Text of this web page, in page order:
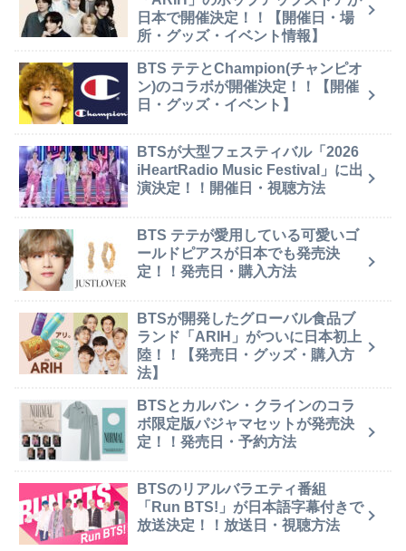
日本で開催決定！！【開催日・場
所・グッズ・イベント情報】
BTS テテとChampion(チャンピオ
ン)のコラボが開催決定！！【開催
日・グッズ・イベント】
BTSが大型フェスティバル「2026
iHeartRadio Music Festival」に出
演決定！！開催日・視聴方法
BTS テテが愛用している可愛いゴ
ールドピアスが日本でも発売決
定！！発売日・購入方法
BTSが開発したグローバル食品ブ
ランド「ARIH」がついに日本初上
陸！！【発売日・グッズ・購入方
法】
BTSとカルバン・クラインのコラ
ボ限定版パジャマセットが発売決
定！！発売日・予約方法
BTSのリアルバラエティ番組
「Run BTS!」が日本語字幕付きで
放送決定！！放送日・視聴方法